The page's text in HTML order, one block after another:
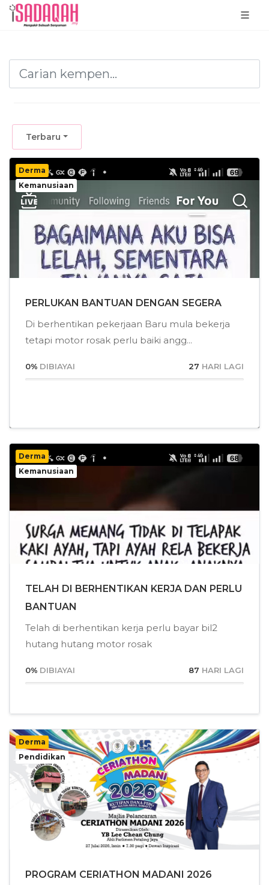
Terbaru
Derma
Kemanusiaan
PERLUKAN BANTUAN DENGAN SEGERA
Di berhentikan pekerjaan Baru mula bekerja
tetapi motor rosak perlu baiki angg...
0% DIBIAYAI 27 HARI LAGI
Derma
Kemanusiaan
TELAH DI BERHENTIKAN KERJA DAN PERLU
BANTUAN
Telah di berhentikan kerja perlu bayar bil2
hutang hutang motor rosak
0% DIBIAYAI 87 HARI LAGI
Derma
Pendidikan
PROGRAM CERIATHON MADANI 2026